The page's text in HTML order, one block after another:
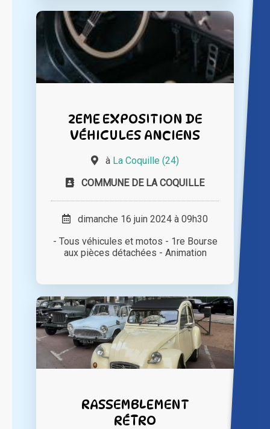
2EME EXPOSITION DE
VÉHICULES ANCIENS
à La Coquille (24)
COMMUNE DE LA COQUILLE
dimanche 16 juin 2024 à 09h30
- Tous véhicules et motos - 1re Bourse
aux pièces détachées - Animation
RASSEMBLEMENT
RÉTRO